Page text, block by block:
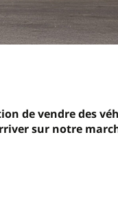
de vendre des
sur notre